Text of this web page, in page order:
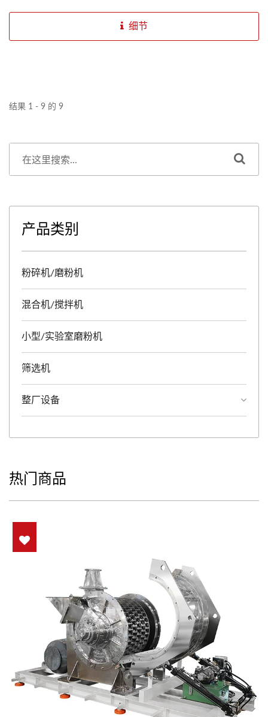
细节
结果 1 - 9 的 9
产品类别
粉碎机/磨粉机
混合机/搅拌机
小型/实验室磨粉机
筛选机
整厂设备
热门商品